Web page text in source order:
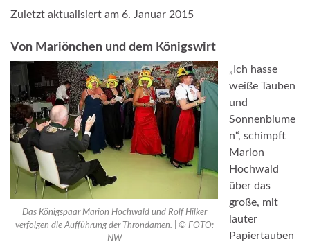
Zuletzt aktualisiert am 6. Januar 2015
Von Mariönchen und dem Königswirt
Das Königspaar Marion Hochwald und Rolf Hilker
verfolgen die Aufführung der Throndamen. | © FOTO:
NW
„Ich hasse
weiße Tauben
und
Sonnenblume
n“, schimpft
Marion
Hochwald
über das
große, mit
lauter
Papiertauben